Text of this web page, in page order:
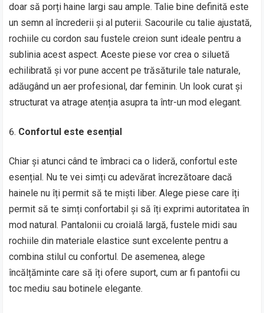
doar să porți haine largi sau ample. Talie bine definită este
un semn al încrederii și al puterii. Sacourile cu talie ajustată,
rochiile cu cordon sau fustele creion sunt ideale pentru a
sublinia acest aspect. Aceste piese vor crea o siluetă
echilibrată și vor pune accent pe trăsăturile tale naturale,
adăugând un aer profesional, dar feminin. Un look curat și
structurat va atrage atenția asupra ta într-un mod elegant.
Confortul este esențial
Chiar și atunci când te îmbraci ca o lideră, confortul este
esențial. Nu te vei simți cu adevărat încrezătoare dacă
hainele nu îți permit să te miști liber. Alege piese care îți
permit să te simți confortabil și să îți exprimi autoritatea în
mod natural. Pantalonii cu croială largă, fustele midi sau
rochiile din materiale elastice sunt excelente pentru a
combina stilul cu confortul. De asemenea, alege
încălțăminte care să îți ofere suport, cum ar fi pantofii cu
toc mediu sau botinele elegante.